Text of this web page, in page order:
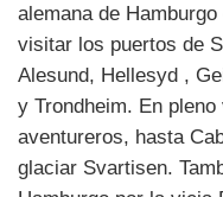
alemana de
visitar los puertos de
Alesund, Hellesyd ,
y Trondheim. En
aventureros, hasta
glaciar Svartisen.